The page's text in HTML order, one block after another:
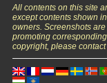
All contents on this site
except contents shown
owners. Screenshots
promoting
copyright, please